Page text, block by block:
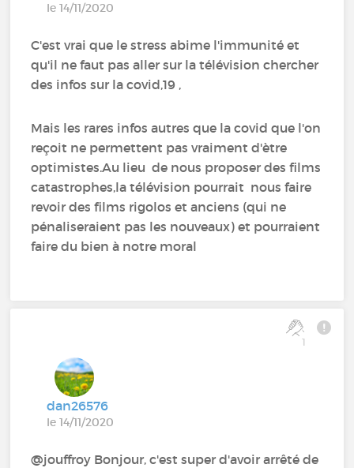
le 14/11/2020
C'est vrai que le stress abime l'immunité et
qu'il ne faut pas aller sur la télévision chercher
des infos sur la covid,19 ,
Mais les rares infos autres que la covid que l'on
reçoit ne permettent pas vraiment d'ètre
optimistes.Au lieu de nous proposer des films
catastrophes,la télévision pourrait nous faire
revoir des films rigolos et anciens (qui ne
pénaliseraient pas les nouveaux) et pourraient
faire du bien à notre moral
1
dan26576
le 14/11/2020
@jouffroy Bonjour, c'est super d'avoir arrêté de